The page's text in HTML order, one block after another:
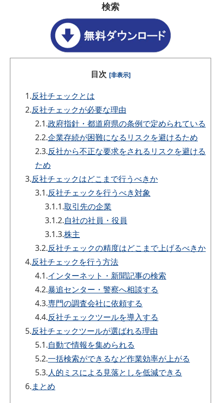
検索
目次 [非表示]
1.反社チェックとは
2.反社チェックが必要な理由
2.1.政府指針・都道府県の条例で定められている
2.2.企業存続が困難になるリスクを避けるため
2.3.反社から不正な要求をされるリスクを避ける
ため
3.反社チェックはどこまで行うべきか
3.1.反社チェックを行うべき対象
3.1.1.取引先の企業
3.1.2.自社の社員・役員
3.1.3.株主
3.2.反社チェックの精度はどこまで上げるべきか
4.反社チェックを行う方法
4.1.インターネット・新聞記事の検索
4.2.暴追センター・警察へ相談する
4.3.専門の調査会社に依頼する
4.4.反社チェックツールを導入する
5.反社チェックツールが選ばれる理由
5.1.自動で情報を集められる
5.2.一括検索ができるなど作業効率が上がる
5.3.人的ミスによる見落としを低減できる
6.まとめ